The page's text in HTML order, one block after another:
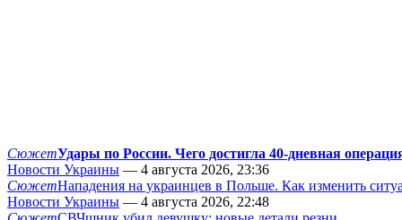
СюжетУдары по России. Чего достигла 40-дневная
Новости Украины — 4 августа 2026, 23:36
СюжетНападения на украинцев в Польше. Как изменить
Новости Украины — 4 августа 2026, 22:48